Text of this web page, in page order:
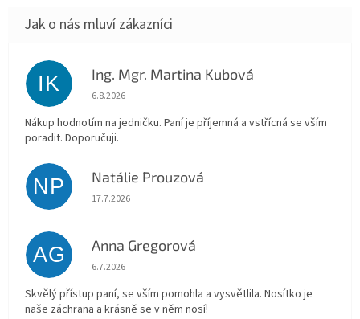
IK Ing. Mgr. Martina Kubová
Hodnocení obchodu je 5 z 5 hvězdiček.
6.8.2026
Nákup hodnotím na jedničku. Paní je příjemná a vstřícná se vším
poradit. Doporučuji.
NP Natálie Prouzová
Hodnocení obchodu je 5 z 5 hvězdiček.
17.7.2026
AG Anna Gregorová
Hodnocení obchodu je 5 z 5 hvězdiček.
6.7.2026
Skvělý přístup paní, se vším pomohla a vysvětlila. Nosítko je
naše záchrana a krásně se v něm nosí!